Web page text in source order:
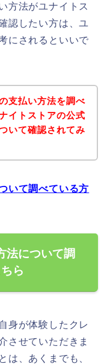
方法がユナイトス
認したい方は、ユ
にされるといいで
支払い方法を調べ
イトストアの公式
いて確認されてみ
いて調べている方
法について調
ら
身が体験したクレ
させていただきま
は、あくまでも、